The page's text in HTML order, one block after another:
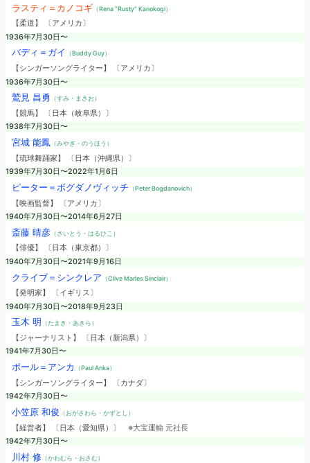
ラスティ＝カノコギ （Rena “Rusty” Kanokogi）
【柔道】 〔アメリカ〕
1936年7月30日〜
バディ＝ガイ （Buddy Guy）
【シンガーソングライター】 〔アメリカ〕
1936年7月30日〜
鷲見 昌勇 （すみ・まさお）
【競馬】 〔日本（岐阜県）〕
1938年7月30日〜
宮城 能鳳（みやぎ・のうほう）
【琉球舞踊家】 〔日本（沖縄県）〕
1939年7月30日〜2022年1月6日
ピーター＝ボグダノヴィッチ （Peter Bogdanovich）
【映画監督】 〔アメリカ〕
1940年7月30日〜2014年6月27日
斎藤 晴彦（さいとう・はるひこ）
【俳優】 〔日本（東京都）〕
1940年7月30日〜2021年9月16日
クライブ＝シンクレア （Clive Marles Sinclair）
【発明家】 〔イギリス〕
1940年7月30日〜2018年9月23日
玉木 明 （たまき・あきら）
【ジャーナリスト】 〔日本（新潟県）〕
1941年7月30日〜
ポール＝アンカ （Paul Anka）
【シンガーソングライター】 〔カナダ〕
1942年7月30日〜
小笠原 和俊 （おがさわら・かずとし）
【経営者】 〔日本（愛知県）〕 ※大宝運輸 元社長
1942年7月30日〜
川村 修（かわむら・おさむ）